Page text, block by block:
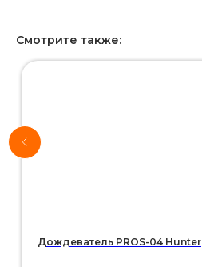
Смотрите также:
Дождеватель PROS-04 Hunter
участка?
*Используются